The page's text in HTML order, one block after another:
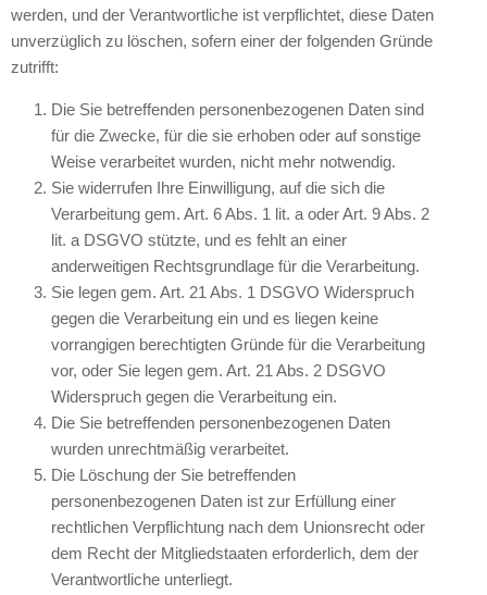
werden, und der Verantwortliche ist verpflichtet, diese Daten
unverzüglich zu löschen, sofern einer der folgenden Gründe
zutrifft:
Die Sie betreffenden personenbezogenen Daten sind
für die Zwecke, für die sie erhoben oder auf sonstige
Weise verarbeitet wurden, nicht mehr notwendig.
Sie widerrufen Ihre Einwilligung, auf die sich die
Verarbeitung gem. Art. 6 Abs. 1 lit. a oder Art. 9 Abs. 2
lit. a DSGVO stützte, und es fehlt an einer
anderweitigen Rechtsgrundlage für die Verarbeitung.
Sie legen gem. Art. 21 Abs. 1 DSGVO Widerspruch
gegen die Verarbeitung ein und es liegen keine
vorrangigen berechtigten Gründe für die Verarbeitung
vor, oder Sie legen gem. Art. 21 Abs. 2 DSGVO
Widerspruch gegen die Verarbeitung ein.
Die Sie betreffenden personenbezogenen Daten
wurden unrechtmäßig verarbeitet.
Die Löschung der Sie betreffenden
personenbezogenen Daten ist zur Erfüllung einer
rechtlichen Verpflichtung nach dem Unionsrecht oder
dem Recht der Mitgliedstaaten erforderlich, dem der
Verantwortliche unterliegt.